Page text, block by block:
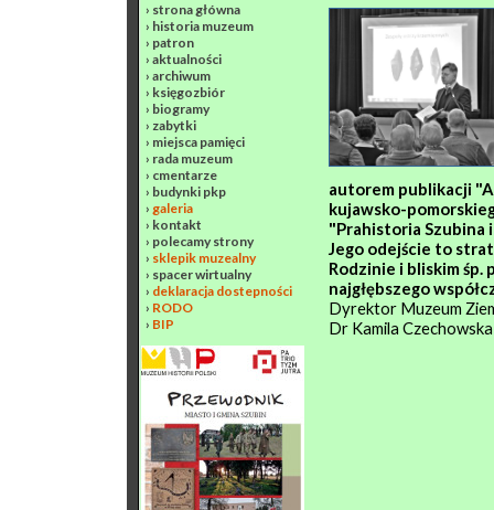
› strona główna
› historia muzeum
› patron
› aktualności
› archiwum
› księgozbiór
› biogramy
› zabytki
› miejsca pamięci
› rada muzeum
› cmentarze
› budynki pkp
› galeria
› kontakt
› polecamy strony
› sklepik muzealny
› spacer wirtualny
› deklaracja dostepności
› RODO
› BIP
autorem publikacji
kujawsko-
"Prahistoria Szubina
Jego odejście to
Rodzinie i bliskim śp.
najgłębszego
Dyrektor Muzeum
Dr Kamila